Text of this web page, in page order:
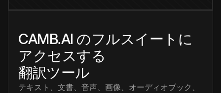
CAMB.AI のフルスイートに
アクセスする
翻訳ツール
テキスト、文書、音声、画像、オーディオブック、